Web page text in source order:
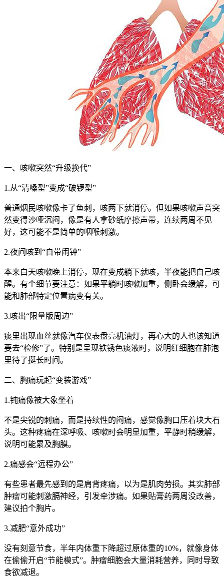
一、咳嗽突然“升级换代”
1.从“清嗓型”变成“破锣型”
普通烟民咳嗽像卡了鱼刺，咳两下就消停。但如果咳嗽声音突
然变得沙哑沉闷，像是有人拿砂纸摩擦声带，连续两周不见
好，这可能不是简单的咽喉刺激。
2.夜间咳到“自带闹钟”
本来白天咳嗽晚上消停，现在变成躺下就咳，半夜能把自己咳
醒。有个细节要注意：如果平躺时咳嗽加重，侧卧会缓解，可
能和肺部特定位置病变有关。
3.咳出“限量版周边”
痰里出现血丝就像汽车仪表盘亮机油灯，再心大的人也该知道
要去“检修”了。特别是呈现铁锈色痰液时，说明红细胞在肺泡
里待了挺长时间。
二、胸痛玩起“变装游戏”
1.钝痛像被大象坐着
不是尖锐的刺痛，而是持续性的闷痛，感觉像胸口压着块大石
头。这种疼痛在深呼吸、咳嗽时会明显加重，平静时稍缓解，
说明可能累及胸膜。
2.痛感会“远程办公”
有些患者最先感到的是肩背疼痛，以为是肌肉劳损。其实肺部
肿瘤可能刺激膈神经，引发牵涉痛。如果贴膏药两周没改善，
建议拍个胸片。
3.减肥“意外成功”
没有刻意节食，半年内体重下降超过原体重的10%，就像身体
在偷偷开启“节能模式”。肿瘤细胞会大量消耗营养，同时导致
食欲减退。